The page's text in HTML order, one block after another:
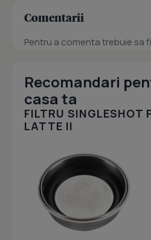
Comentarii
Pentru a comenta trebuie sa
Recomandari
casa ta
FILTRU SINGLESHOT
LATTE II